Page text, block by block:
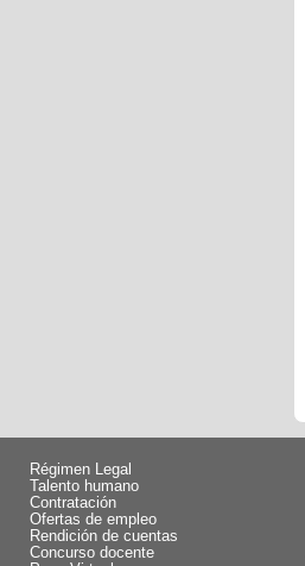
Régimen Legal
Talento humano
Contratación
Ofertas de empleo
Rendición de cuentas
Concurso docente